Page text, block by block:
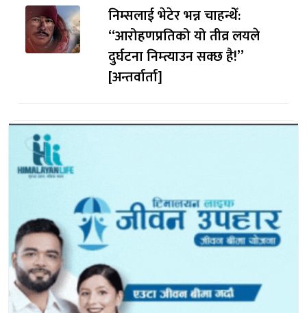
निम्सलाई भेटेर भन्न चाहन्थेँ:
“आरोहणप्रतिको यो तीव्र लयले
दुर्घटना निम्त्याउन सक्छ है!”
[अन्तर्वार्ता]